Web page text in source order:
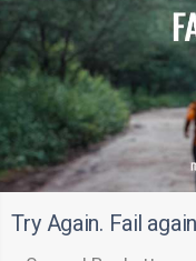
Try Again. Fail